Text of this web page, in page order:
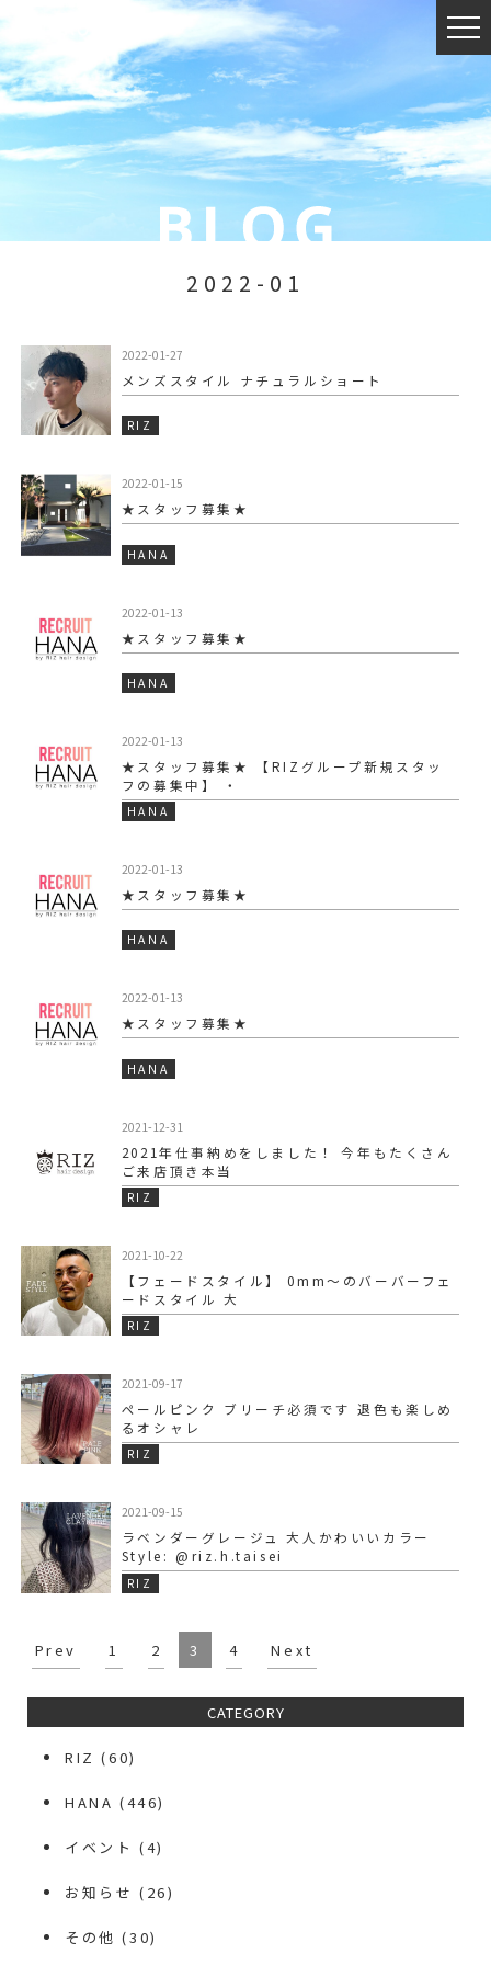
2022-01
2022-01-27
メンズスタイル ナチュラルショート
RIZ
2022-01-15
★スタッフ募集★
HANA
2022-01-13
★スタッフ募集★
HANA
2022-01-13
★スタッフ募集★ 【RIZグループ新規スタッ
フの募集中】 ・
HANA
2022-01-13
★スタッフ募集★
HANA
2022-01-13
★スタッフ募集★
HANA
2021-12-31
2021年仕事納めをしました！ 今年もたくさん
ご来店頂き本当
RIZ
2021-10-22
【フェードスタイル】 0mm〜のバーバーフェ
ードスタイル 大
RIZ
2021-09-17
ペールピンク ブリーチ必須です️ 退色も楽しめ
るオシャレ
RIZ
2021-09-15
ラベンダーグレージュ 大人かわいいカラー
Style: @riz.h.taisei
RIZ
Prev 1 2 3 4 Next
CATEGORY
RIZ (60)
HANA (446)
イベント (4)
お知らせ (26)
その他 (30)